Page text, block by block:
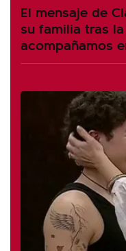
El mensaje de
su familia tras
acompañamos